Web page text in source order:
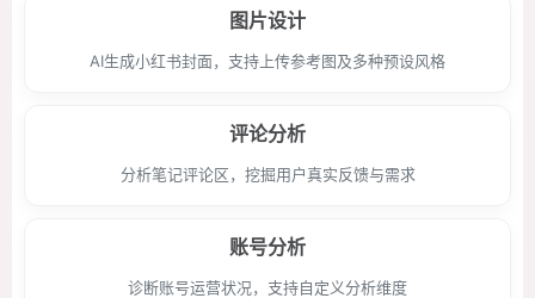
图片设计
AI生成小红书封面，支持上传参考图及多种预设风格
评论分析
分析笔记评论区，挖掘用户真实反馈与需求
账号分析
诊断账号运营状况，支持自定义分析维度